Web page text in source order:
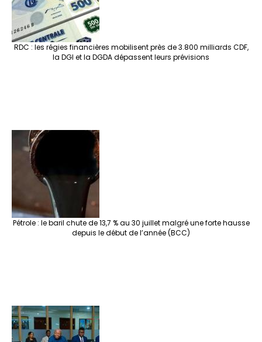
RDC : les régies financières mobilisent près de 3.800 milliards CDF,
la DGI et la DGDA dépassent leurs prévisions
Pétrole : le baril chute de 13,7 % au 30 juillet malgré une forte hausse
depuis le début de l’année (BCC)